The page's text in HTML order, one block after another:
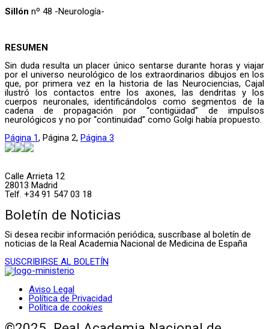
Sillón nº 48 -Neurología-
RESUMEN
Sin duda resulta un placer único sentarse durante horas y viajar
por el universo neurológico de los extraordinarios dibujos en los
que, por primera vez en la historia de las Neurociencias, Cajal
ilustró los contactos entre los axones, las dendritas y los
cuerpos neuronales, identificándolos como segmentos de la
cadena de propagación por “contigüidad” de impulsos
neurológicos y no por “continuidad” como Golgi había propuesto.
Página 1, Página 2, Página 3
Calle Arrieta 12
28013 Madrid
Telf. +34 91 547 03 18
Boletín de Noticias
Si desea recibir información periódica, suscríbase al boletín de
noticias de la Real Academia Nacional de Medicina de España
SUSCRIBIRSE AL BOLETÍN
Aviso Legal
Política de Privacidad
Política de cookies